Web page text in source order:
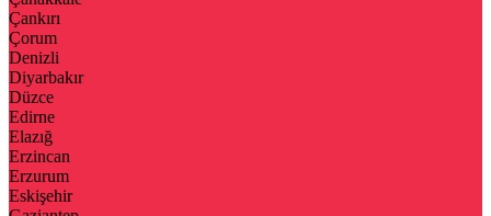
Çankırı
Çorum
Denizli
Diyarbakır
Düzce
Edirne
Elazığ
Erzincan
Erzurum
Eskişehir